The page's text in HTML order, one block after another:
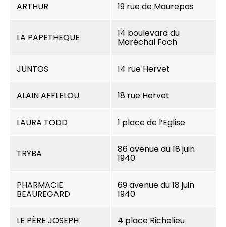
ARTHUR 19 rue de Maurepas
LA PAPETHEQUE 14 boulevard du
Maréchal Foch
JUNTOS 14 rue Hervet
ALAIN AFFLELOU 18 rue Hervet
LAURA TODD 1 place de l’Eglise
TRYBA 86 avenue du 18 juin
1940
PHARMACIE
BEAUREGARD
69 avenue du 18 juin
1940
LE PÈRE JOSEPH 4 place Richelieu